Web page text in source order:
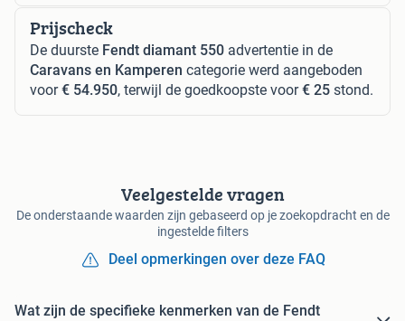
Prijscheck
De duurste Fendt diamant 550 advertentie in de
Caravans en Kamperen categorie werd aangeboden
voor€ 54.950, terwijl de goedkoopste voor€ 25 stond.
Veelgestelde vragen
De onderstaande waarden zijn gebaseerd op je zoekopdracht en de
ingestelde filters
Deel opmerkingen over deze FAQ
Wat zijn de specifieke kenmerken van de Fendt